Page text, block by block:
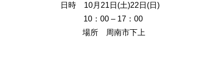
日時 10月21日(土)22日(日)
10：00 – 17：00
場所 周南市下上